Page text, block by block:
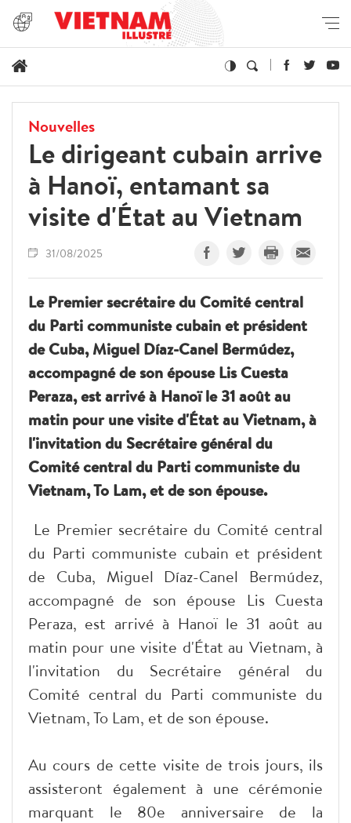
Nouvelles
Le dirigeant cubain arrive
à Hanoï, entamant sa
visite d'État au Vietnam
31/08/2025
Le Premier secrétaire du Comité central
du Parti communiste cubain et président
de Cuba, Miguel Díaz-Canel Bermúdez,
accompagné de son épouse Lis Cuesta
Peraza, est arrivé à Hanoï le 31 août au
matin pour une visite d'État au Vietnam, à
l'invitation du Secrétaire général du
Comité central du Parti communiste du
Vietnam, To Lam, et de son épouse.
Le Premier secrétaire du Comité central
du Parti communiste cubain et président
de Cuba, Miguel Díaz-Canel Bermúdez,
accompagné de son épouse Lis Cuesta
Peraza, est arrivé à Hanoï le 31 août au
matin pour une visite d'État au Vietnam, à
l'invitation du Secrétaire général du
Comité central du Parti communiste du
Vietnam, To Lam, et de son épouse.
Au cours de cette visite de trois jours, ils
assisteront également à une cérémonie
marquant le 80e anniversaire de la